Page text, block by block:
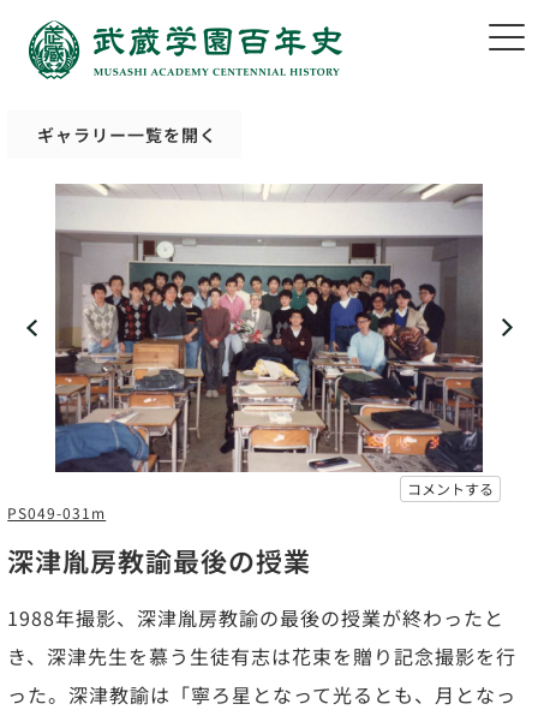
ギャラリー一覧を開く
コメントする
PS049-031m
深津胤房教諭最後の授業
1988年撮影、深津胤房教諭の最後の授業が終わったと
き、深津先生を慕う生徒有志は花束を贈り記念撮影を行
った。深津教諭は「寧ろ星となって光るとも、月となっ